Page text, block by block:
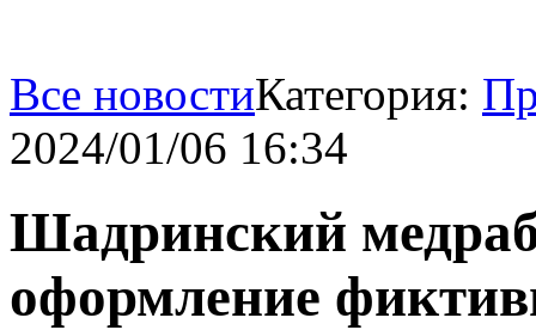
Все новостиКатегория:
2024/01/06 16:34
Шадринский
оформление